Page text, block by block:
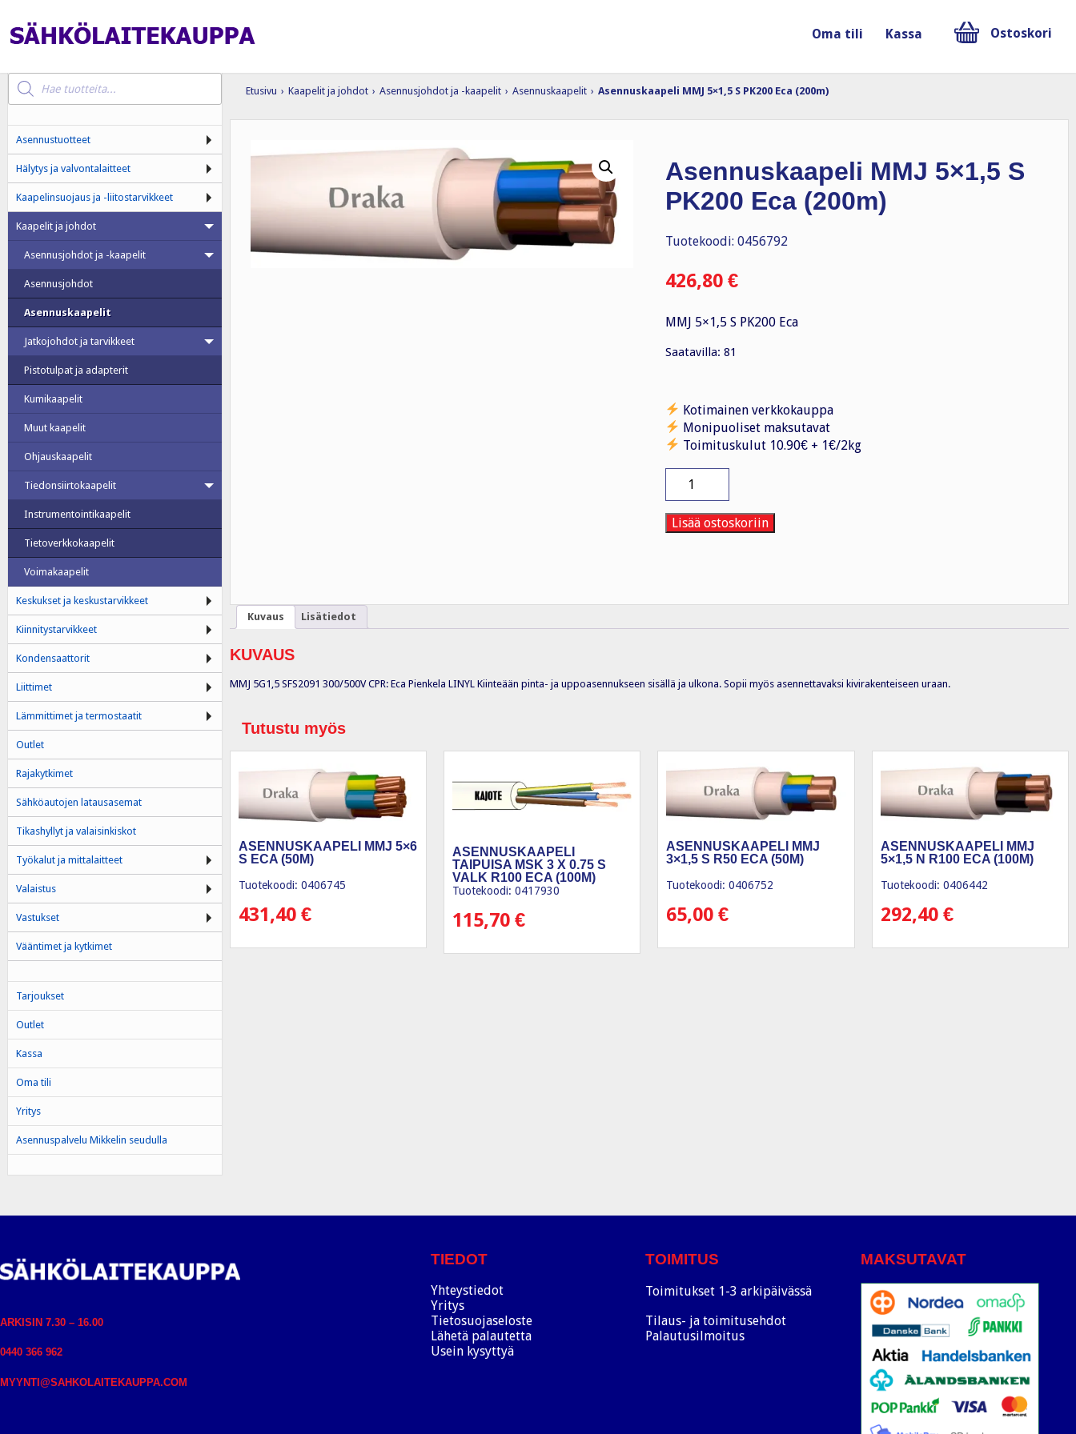
Oma tili Kassa Ostoskori
Etusivu › Kaapelit ja johdot › Asennusjohdot ja -kaapelit › Asennuskaapelit › Asennuskaapeli MMJ 5×1,5 S PK200 Eca (200m)
Asennuskaapeli MMJ 5×1,5 S
PK200 Eca (200m)
Tuotekoodi: 0456792
426,80 €
MMJ 5×1,5 S PK200 Eca
Saatavilla: 81
Kotimainen verkkokauppa
Monipuoliset maksutavat
Toimituskulut 10.90€ + 1€/2kg
5x1,5
PK200
Lisää ostoskoriin
Kuvaus Lisätiedot
KUVAUS
MMJ 5G1,5 SFS2091 300/500V CPR: Eca Pienkela LINYL Kiinteään pinta- ja uppoasennukseen sisällä ja ulkona. Sopii myös asennettavaksi kivirakenteiseen uraan.
Tutustu myös
ASENNUSKAAPELI MMJ 5×6
S ECA (50M)
Tuotekoodi: 0406745
431,40 €
ASENNUSKAAPELI
TAIPUISA MSK 3 X 0.75 S
VALK R100 ECA (100M)
Tuotekoodi: 0417930
115,70€
ASENNUSKAAPELI MMJ
3×1,5 S R50 ECA (50M)
Tuotekoodi: 0406752
65,00€
ASENNUSKAAPELI MMJ
5×1,5 N R100 ECA (100M)
Tuotekoodi: 0406442
292,40 €
Products
search
Asennustuotteet
Hälytys ja valvontalaitteet
Kaapelinsuojaus ja -liitostarvikkeet
Kaapelit ja johdot
Asennusjohdot ja -kaapelit
Asennusjohdot
Asennuskaapelit
Jatkojohdot ja tarvikkeet
Pistotulpat ja adapterit
Kumikaapelit
Muut kaapelit
Ohjauskaapelit
Tiedonsiirtokaapelit
Instrumentointikaapelit
Tietoverkkokaapelit
Voimakaapelit
Keskukset ja keskustarvikkeet
Kiinnitystarvikkeet
Kondensaattorit
Liittimet
Lämmittimet ja termostaatit
Outlet
Rajakytkimet
Sähköautojen latausasemat
Tikashyllyt ja valaisinkiskot
Työkalut ja mittalaitteet
Valaistus
Vastukset
Vääntimet ja kytkimet
Tarjoukset
Outlet
Kassa
Oma tili
Yritys
Asennuspalvelu Mikkelin seudulla
ARKISIN 7.30 – 16.00
0440 366 962
MYYNTI@SAHKOLAITEKAUPPA.COM
TIEDOT
Yhteystiedot
Yritys
Tietosuojaseloste
Lähetä palautetta
Usein kysyttyä
TOIMITUS
Toimitukset 1-3 arkipäivässä
Tilaus- ja toimitusehdot
Palautusilmoitus
MAKSUTAVAT